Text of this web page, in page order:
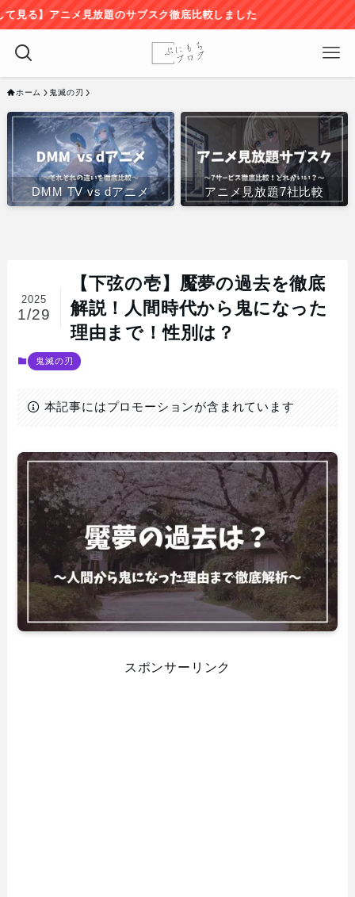
見放題のサブスク徹底比較しました
ホーム 鬼滅の刃
DMM TV vs dアニメ アニメ見放題7社比較
【下弦の壱】魘夢の過去を徹底
解説！人間時代から鬼になった
理由まで！性別は？
2025
1/29
鬼滅の刃
本記事にはプロモーションが含まれています
スポンサーリンク